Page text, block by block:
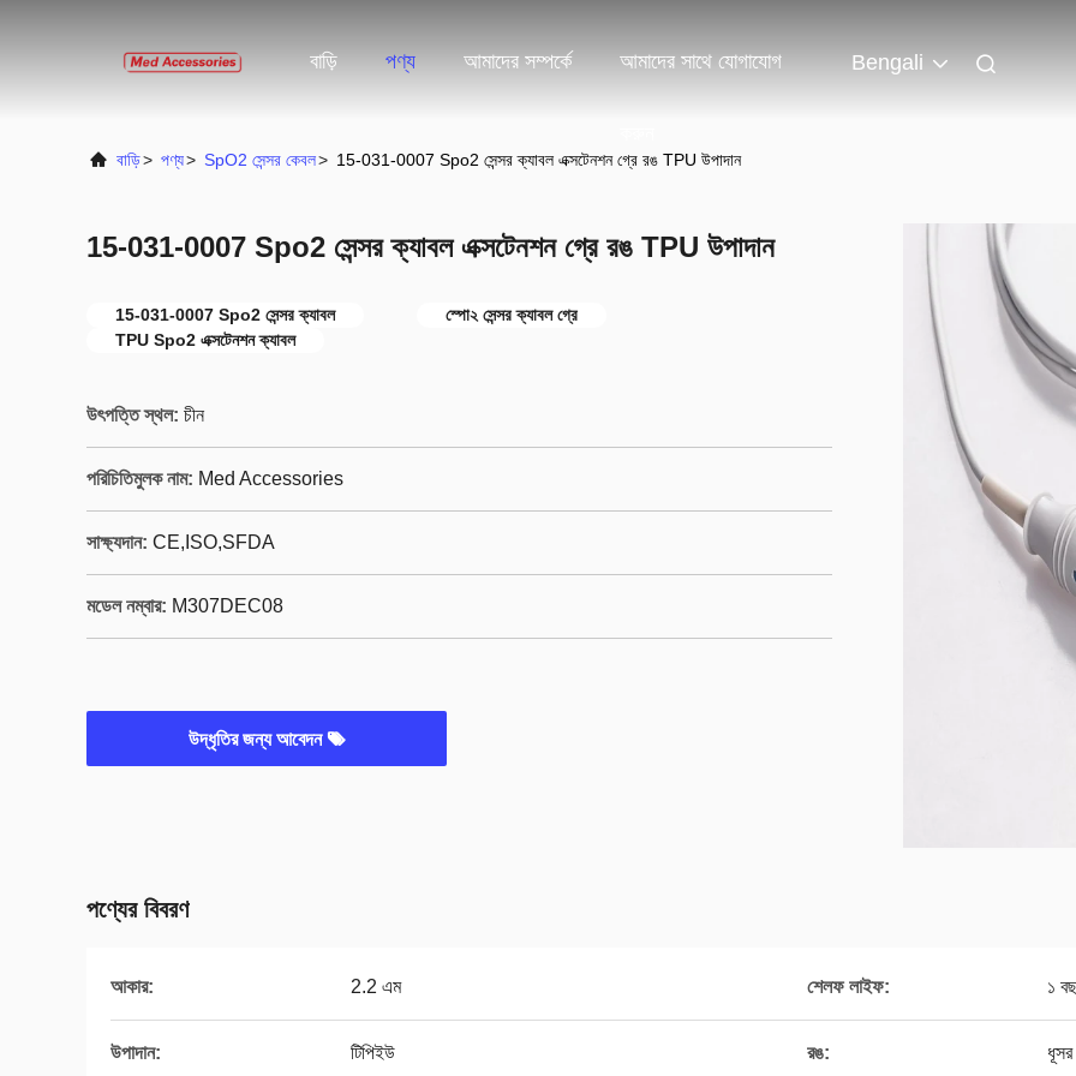
বাড়ি পণ্য আমাদের সম্পর্কে আমাদের সাথে যোগাযোগ Bengali
বাড়ি> পণ্য> SpO2 সেন্সর কেবল> 15-031-0007 Spo2 সেন্সর ক্যাবল এক্সটেনশন গ্রে রঙ TPU উপাদান
15-031-0007 Spo2 সেন্সর ক্যাবল এক্সটেনশন গ্রে রঙ TPU উপাদান
15-031-0007 Spo2 সেন্সর ক্যাবল
স্পো২ সেন্সর ক্যাবল গ্রে
TPU Spo2 এক্সটেনশন ক্যাবল
উৎপত্তি স্থল: চীন
পরিচিতিমুলক নাম: Med Accessories
সাক্ষ্যদান: CE,ISO,SFDA
মডেল নম্বার: M307DEC08
উদ্ধৃতির জন্য আবেদন
পণ্যের বিবরণ
আকার: 2.2 এম শেলফ লাইফ: ১
উপাদান: টিপিইউ রঙ: ধূসর